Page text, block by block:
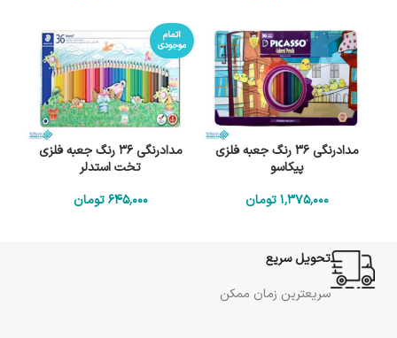
مدادرنگی 36 رنگ جعبه فلزی
پیکاسو
1٬375٬000 تومان
اتمام
موجودی
مدادرنگی 36 رنگ جعبه فلزی
تخت استدلر
645٬000 تومان
تحویل سریع
سریعترین زمان ممکن